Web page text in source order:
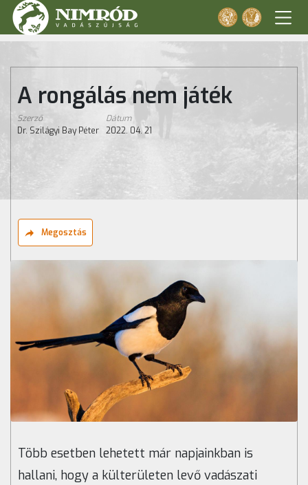
A rongálás nem játék
Szerző
Dr. Szilágyi Bay Péter
Dátum
2022. 04. 21
Megosztás
Több esetben lehetett már napjainkban is
hallani, hogy a külterületen levő vadászati